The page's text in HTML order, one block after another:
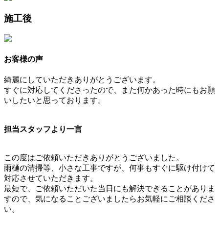
施工後
お客様の声
綺麗にしていただきありがとうございます。
すぐに対応してくださったので、また何かあった時にもお願
いしたいと思っております。
担当スタッフより一言
この度はご依頼いただきありがとうございました。
雨樋の清掃等、小さな工事ですが、何事もすぐに駆け付けて
対応させていただきます。
最短で、ご依頼いただいた当日にも解決できることがありま
すので、気になることございましたらお気軽にご相談くださ
い。